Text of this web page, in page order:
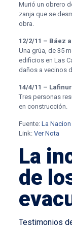
Murió un obrero
zanja que se
obra.
12/2/11 – Báez
Una grúa, de 35
edificios en Las
daños a vecinos
14/4/11 – Lafinur
Tres personas
en construcción.
Fuente: La Nacion
Link: Ver Nota
La
de
Testimonios